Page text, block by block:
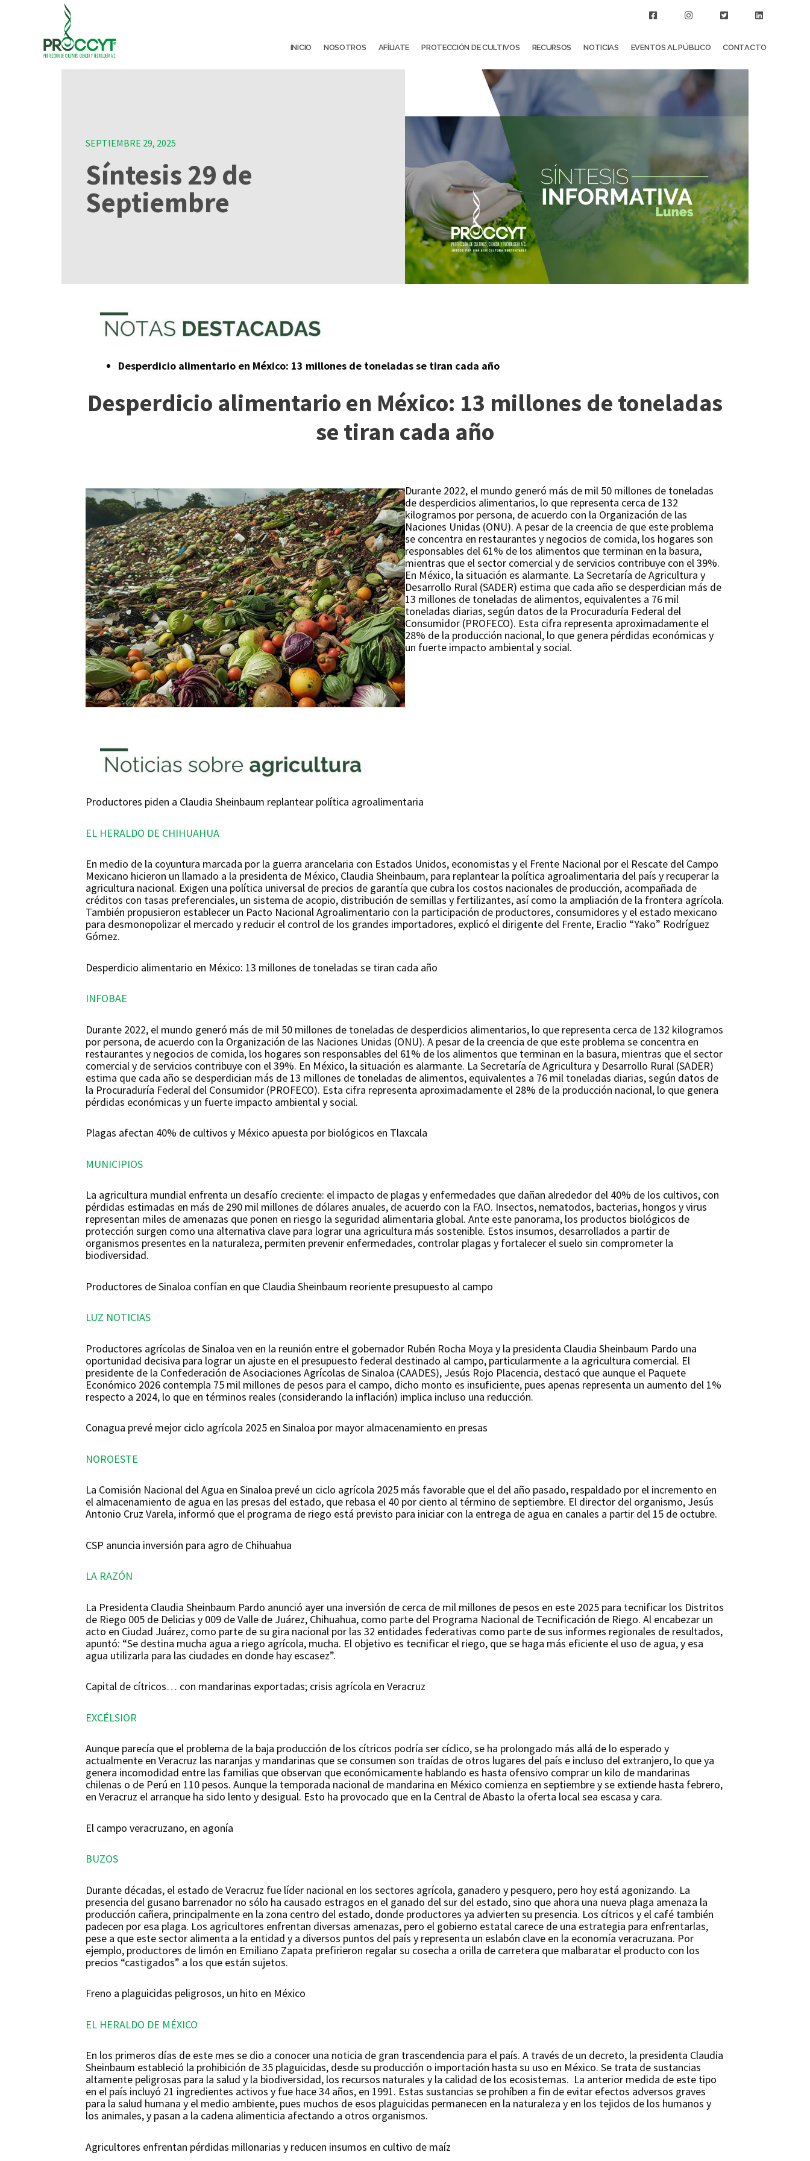
INICIO NOSOTROS AFÍLIATE PROTECCIÓN DE CULTIVOS RECURSOS NOTICIAS EVENTOS AL PÚBLICO CONTACTO
SEPTIEMBRE 29, 2025
Síntesis 29 de
Septiembre
Desperdicio alimentario en México: 13 millones de toneladas se tiran cada año
Desperdicio alimentario en México: 13 millones de toneladas
se tiran cada año
Durante 2022, el mundo generó más de mil 50 millones de toneladas
de desperdicios alimentarios, lo que representa cerca de 132
kilogramos por persona, de acuerdo con la Organización de las
Naciones Unidas (ONU). A pesar de la creencia de que este problema
se concentra en restaurantes y negocios de comida, los hogares son
responsables del 61% de los alimentos que terminan en la basura,
mientras que el sector comercial y de servicios contribuye con el 39%.
En México, la situación es alarmante. La Secretaría de Agricultura y
Desarrollo Rural (SADER) estima que cada año se desperdician más de
13 millones de toneladas de alimentos, equivalentes a 76 mil
toneladas diarias, según datos de la Procuraduría Federal del
Consumidor (PROFECO). Esta cifra representa aproximadamente el
28% de la producción nacional, lo que genera pérdidas económicas y
un fuerte impacto ambiental y social.
Productores piden a Claudia Sheinbaum replantear política agroalimentaria
EL HERALDO DE CHIHUAHUA
En medio de la coyuntura marcada por la guerra arancelaria con Estados Unidos, economistas y el Frente Nacional por el Rescate del Campo
Mexicano hicieron un llamado a la presidenta de México, Claudia Sheinbaum, para replantear la política agroalimentaria del país y recuperar la
agricultura nacional. Exigen una política universal de precios de garantía que cubra los costos nacionales de producción, acompañada de
créditos con tasas preferenciales, un sistema de acopio, distribución de semillas y fertilizantes, así como la ampliación de la frontera agrícola.
También propusieron establecer un Pacto Nacional Agroalimentario con la participación de productores, consumidores y el estado mexicano
para desmonopolizar el mercado y reducir el control de los grandes importadores, explicó el dirigente del Frente, Eraclio “Yako” Rodríguez
Gómez.
Desperdicio alimentario en México: 13 millones de toneladas se tiran cada año
INFOBAE
Durante 2022, el mundo generó más de mil 50 millones de toneladas de desperdicios alimentarios, lo que representa cerca de 132 kilogramos
por persona, de acuerdo con la Organización de las Naciones Unidas (ONU). A pesar de la creencia de que este problema se concentra en
restaurantes y negocios de comida, los hogares son responsables del 61% de los alimentos que terminan en la basura, mientras que el sector
comercial y de servicios contribuye con el 39%. En México, la situación es alarmante. La Secretaría de Agricultura y Desarrollo Rural (SADER)
estima que cada año se desperdician más de 13 millones de toneladas de alimentos, equivalentes a 76 mil toneladas diarias, según datos de
la Procuraduría Federal del Consumidor (PROFECO). Esta cifra representa aproximadamente el 28% de la producción nacional, lo que genera
pérdidas económicas y un fuerte impacto ambiental y social.
Plagas afectan 40% de cultivos y México apuesta por biológicos en Tlaxcala
MUNICIPIOS
La agricultura mundial enfrenta un desafío creciente: el impacto de plagas y enfermedades que dañan alrededor del 40% de los cultivos, con
pérdidas estimadas en más de 290 mil millones de dólares anuales, de acuerdo con la FAO. Insectos, nematodos, bacterias, hongos y virus
representan miles de amenazas que ponen en riesgo la seguridad alimentaria global. Ante este panorama, los productos biológicos de
protección surgen como una alternativa clave para lograr una agricultura más sostenible. Estos insumos, desarrollados a partir de
organismos presentes en la naturaleza, permiten prevenir enfermedades, controlar plagas y fortalecer el suelo sin comprometer la
biodiversidad.
Productores de Sinaloa confían en que Claudia Sheinbaum reoriente presupuesto al campo
LUZ NOTICIAS
Productores agrícolas de Sinaloa ven en la reunión entre el gobernador Rubén Rocha Moya y la presidenta Claudia Sheinbaum Pardo una
oportunidad decisiva para lograr un ajuste en el presupuesto federal destinado al campo, particularmente a la agricultura comercial. El
presidente de la Confederación de Asociaciones Agrícolas de Sinaloa (CAADES), Jesús Rojo Placencia, destacó que aunque el Paquete
Económico 2026 contempla 75 mil millones de pesos para el campo, dicho monto es insuficiente, pues apenas representa un aumento del 1%
respecto a 2024, lo que en términos reales (considerando la inflación) implica incluso una reducción.
Conagua prevé mejor ciclo agrícola 2025 en Sinaloa por mayor almacenamiento en presas
NOROESTE
La Comisión Nacional del Agua en Sinaloa prevé un ciclo agrícola 2025 más favorable que el del año pasado, respaldado por el incremento en
el almacenamiento de agua en las presas del estado, que rebasa el 40 por ciento al término de septiembre. El director del organismo, Jesús
Antonio Cruz Varela, informó que el programa de riego está previsto para iniciar con la entrega de agua en canales a partir del 15 de octubre.
CSP anuncia inversión para agro de Chihuahua
LA RAZÓN
La Presidenta Claudia Sheinbaum Pardo anunció ayer una inversión de cerca de mil millones de pesos en este 2025 para tecnificar los Distritos
de Riego 005 de Delicias y 009 de Valle de Juárez, Chihuahua, como parte del Programa Nacional de Tecnificación de Riego. Al encabezar un
acto en Ciudad Juárez, como parte de su gira nacional por las 32 entidades federativas como parte de sus informes regionales de resultados,
apuntó: “Se destina mucha agua a riego agrícola, mucha. El objetivo es tecnificar el riego, que se haga más eficiente el uso de agua, y esa
agua utilizarla para las ciudades en donde hay escasez”.
Capital de cítricos… con mandarinas exportadas; crisis agrícola en Veracruz
EXCÉLSIOR
Aunque parecía que el problema de la baja producción de los cítricos podría ser cíclico, se ha prolongado más allá de lo esperado y
actualmente en Veracruz las naranjas y mandarinas que se consumen son traídas de otros lugares del país e incluso del extranjero, lo que ya
genera incomodidad entre las familias que observan que económicamente hablando es hasta ofensivo comprar un kilo de mandarinas
chilenas o de Perú en 110 pesos. Aunque la temporada nacional de mandarina en México comienza en septiembre y se extiende hasta febrero,
en Veracruz el arranque ha sido lento y desigual. Esto ha provocado que en la Central de Abasto la oferta local sea escasa y cara.
El campo veracruzano, en agonía
BUZOS
Durante décadas, el estado de Veracruz fue líder nacional en los sectores agrícola, ganadero y pesquero, pero hoy está agonizando. La
presencia del gusano barrenador no sólo ha causado estragos en el ganado del sur del estado, sino que ahora una nueva plaga amenaza la
producción cañera, principalmente en la zona centro del estado, donde productores ya advierten su presencia. Los cítricos y el café también
padecen por esa plaga. Los agricultores enfrentan diversas amenazas, pero el gobierno estatal carece de una estrategia para enfrentarlas,
pese a que este sector alimenta a la entidad y a diversos puntos del país y representa un eslabón clave en la economía veracruzana. Por
ejemplo, productores de limón en Emiliano Zapata prefirieron regalar su cosecha a orilla de carretera que malbaratar el producto con los
precios “castigados” a los que están sujetos.
Freno a plaguicidas peligrosos, un hito en México
EL HERALDO DE MÉXICO
En los primeros días de este mes se dio a conocer una noticia de gran trascendencia para el país. A través de un decreto, la presidenta Claudia
Sheinbaum estableció la prohibición de 35 plaguicidas, desde su producción o importación hasta su uso en México. Se trata de sustancias
altamente peligrosas para la salud y la biodiversidad, los recursos naturales y la calidad de los ecosistemas. La anterior medida de este tipo
en el país incluyó 21 ingredientes activos y fue hace 34 años, en 1991. Estas sustancias se prohíben a fin de evitar efectos adversos graves
para la salud humana y el medio ambiente, pues muchos de esos plaguicidas permanecen en la naturaleza y en los tejidos de los humanos y
los animales, y pasan a la cadena alimenticia afectando a otros organismos.
Agricultores enfrentan pérdidas millonarias y reducen insumos en cultivo de maíz